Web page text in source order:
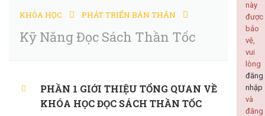
PHÁT TRIỂN BẢN
KHÓA HỌC PHÁT TRIỂN BẢN THÂN
Kỹ Năng Đọc Sách Thần Tốc
PHẦN 1 GIỚI THIỆU TỔNG QUAN VỀ
KHÓA HỌC ĐỌC SÁCH THẦN TỐC
này
được
bảo
vệ,
vui
lòng
đăng
nhập
và
đăng